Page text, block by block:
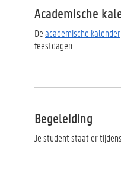
Academische
Deacademische kalender
feestdagen.
Begeleiding
Je student staat er